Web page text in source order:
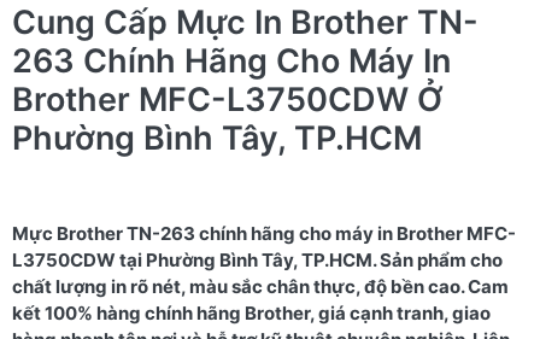
Cung Cấp Mực In Brother TN-
263 Chính Hãng Cho Máy In
Brother MFC-L3750CDW Ở
Phường Bình Tây, TP.HCM
Mực Brother TN-263 chính hãng cho máy in Brother MFC-
L3750CDW tại Phường Bình Tây, TP.HCM. Sản phẩm cho
chất lượng in rõ nét, màu sắc chân thực, độ bền cao. Cam
kết 100% hàng chính hãng Brother, giá cạnh tranh, giao